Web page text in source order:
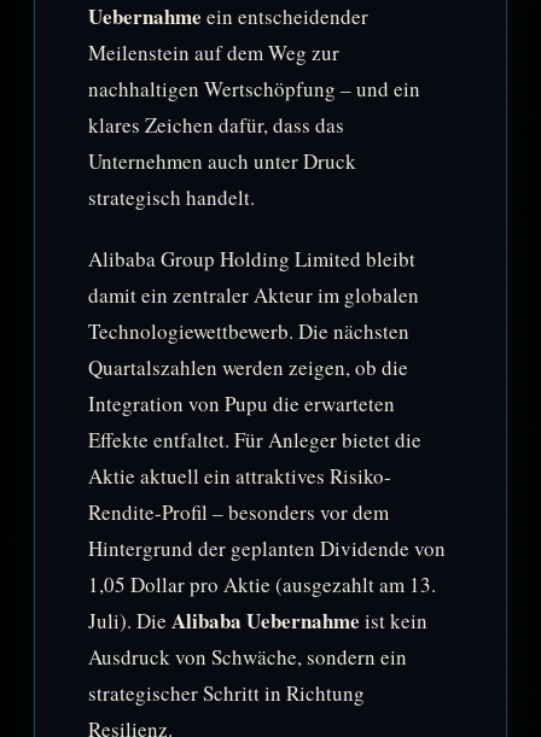
Uebernahme ein entscheidender
Meilenstein auf dem Weg zur
nachhaltigen Wertschöpfung – und ein
klares Zeichen dafür, dass das
Unternehmen auch unter Druck
strategisch handelt.
Alibaba Group Holding Limited bleibt
damit ein zentraler Akteur im globalen
Technologiewettbewerb. Die nächsten
Quartalszahlen werden zeigen, ob die
Integration von Pupu die erwarteten
Effekte entfaltet. Für Anleger bietet die
Aktie aktuell ein attraktives Risiko-
Rendite-Profil – besonders vor dem
Hintergrund der geplanten Dividende von
1,05 Dollar pro Aktie (ausgezahlt am 13.
Juli). Die Alibaba Uebernahme ist kein
Ausdruck von Schwäche, sondern ein
strategischer Schritt in Richtung
Resilienz.